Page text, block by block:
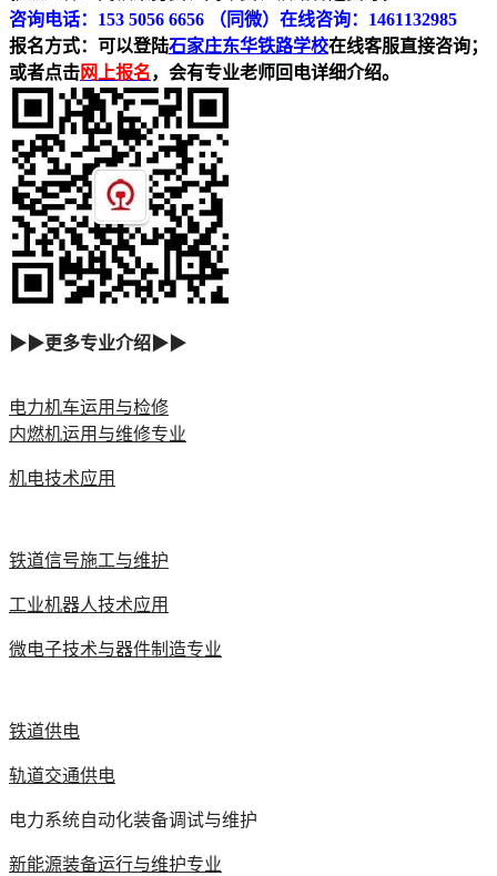
咨询电话：153 5056 6656 （同微）在线咨询：1461132985
报名方式：可以登陆石家庄东华铁路学校在线客服直接咨询；
或者点击网上报名，会有专业老师回电详细介绍。
▶▶更多专业介绍▶▶
电力机车运用与检修
内燃机运用与维修专业
机电技术应用
铁道信号施工与维护
工业机器人技术应用
微电子技术与器件制造专业
铁道供电
轨道交通供电
电力系统自动化装备调试与维护
新能源装备运行与维护专业